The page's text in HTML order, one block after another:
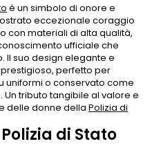
è un simbolo di onore e
eccezionale coraggio
con materiali di alta qualità,
ufficiale che
Il suo design elegante e
perfetto per
uniformi o conservato come
tributo tangibile al valore e
delle donne della Polizia di
di Stato